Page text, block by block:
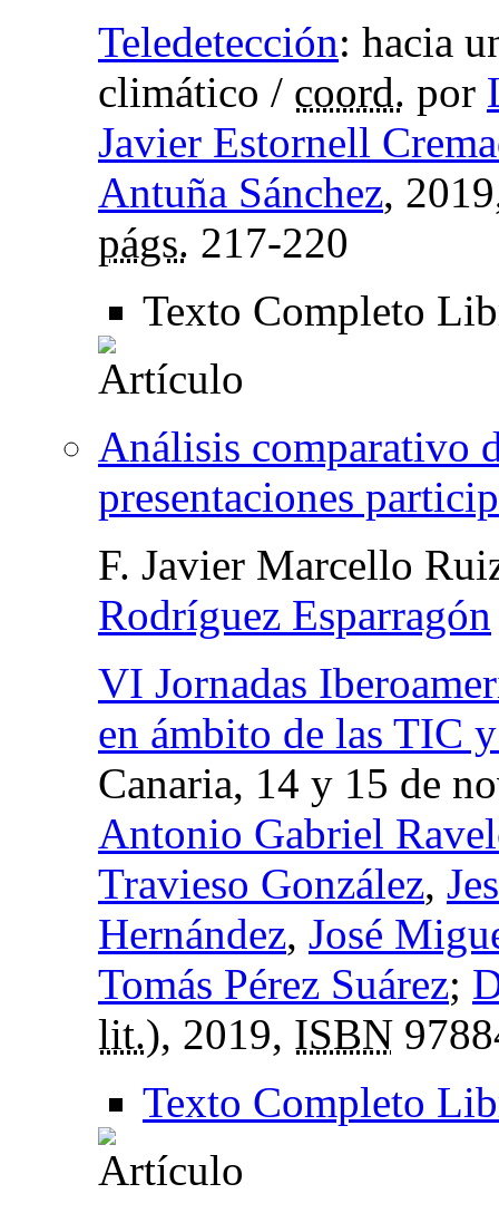
Teledetección: hacia
climático / coord. por
Javier Estornell
Antuña Sánchez,
págs. 217-220
Texto Completo
Análisis comparativo
presentaciones
F. Javier Marcello
Rodríguez Esparragón
VI Jornadas
en ámbito de las TIC
Canaria, 14 y 15 de
Antonio Gabriel
Travieso González,
Hernández, José
Tomás Pérez Suárez;
lit.), 2019, ISBN
Texto Completo